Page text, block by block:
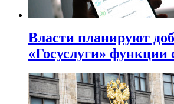
Власти планируют
«Госуслуги» функции